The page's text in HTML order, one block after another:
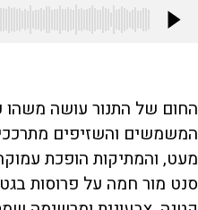
החום של התנור עושה משהו
המשמשים והשזיפים
מעט, והמתיקות הופכת
סנט מור חמה על פרוסות